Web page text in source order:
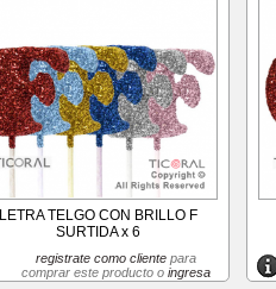
LETRA TELGO CON BRILLO F
SURTIDA x 6
registrate como clientepara
comprar este producto o ingresa